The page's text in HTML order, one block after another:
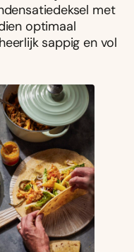
met
optimaal
sappig en vol